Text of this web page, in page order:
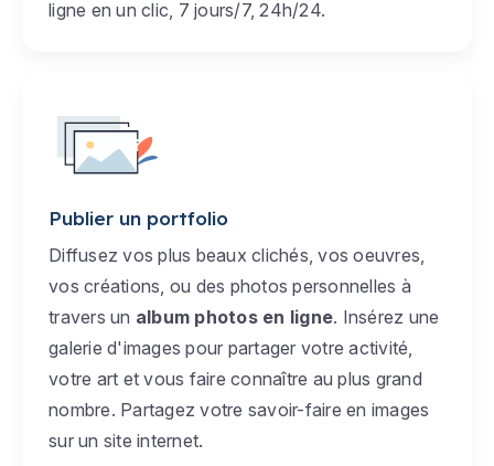
ligne en un clic, 7 jours/7, 24h/24.
Publier un portfolio
Diffusez vos plus beaux clichés, vos oeuvres,
vos créations, ou des photos personnelles à
travers un album photos en ligne. Insérez une
galerie d'images pour partager votre activité,
votre art et vous faire connaître au plus grand
nombre. Partagez votre savoir-faire en images
sur un site internet.